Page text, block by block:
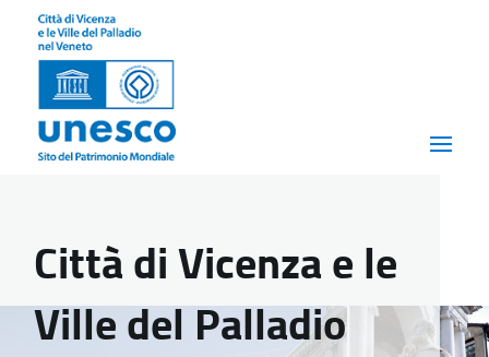
Città di Vicenza e le
Ville del Palladio